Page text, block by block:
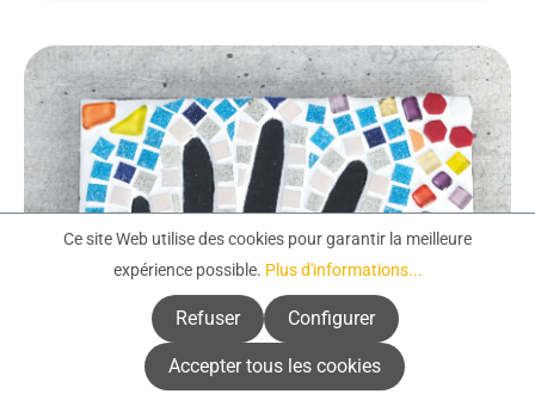
Ce site Web utilise des cookies pour garantir la meilleure
expérience possible. Plus d'informations...
Refuser Configurer
Accepter tous les cookies